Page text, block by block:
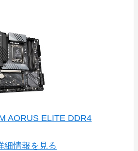
AORUS ELITE DDR4
細情報を見る